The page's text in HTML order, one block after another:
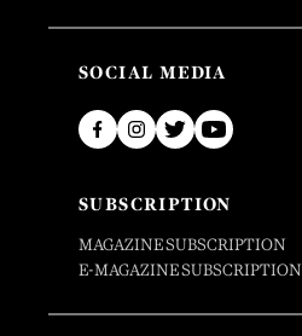
SOCIAL MEDIA
SUBSCRIPTION
MAGAZINE SUBSCRIPTION
E-MAGAZINE SUBSCRIPTION